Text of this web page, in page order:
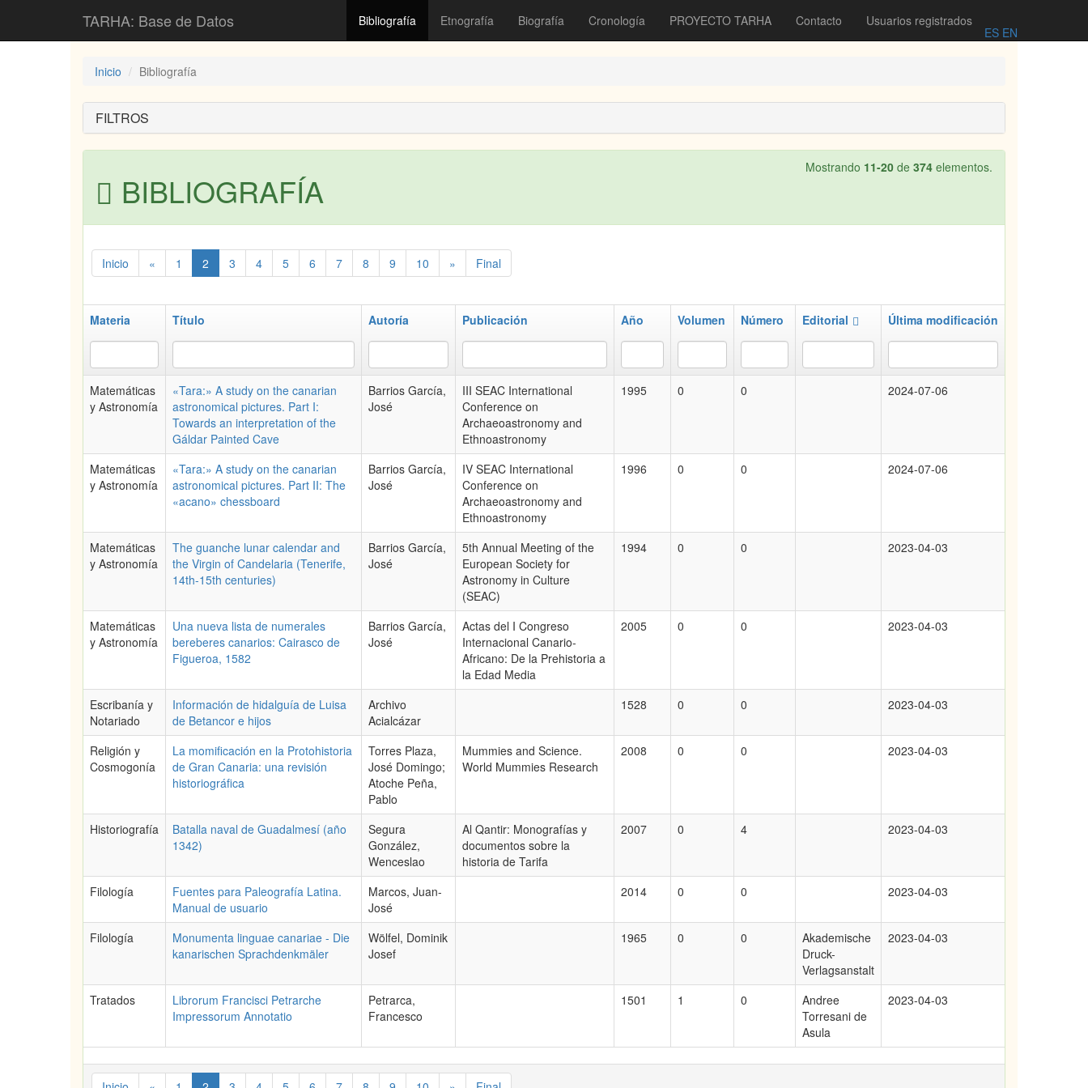
TARHA: Base de Datos Bibliografía Etnografía Biografía Cronología PROYECTO TARHA Contacto Usuarios registrados
ES EN
Inicio Bibliografía
FILTROS
Mostrando 11-20 de 374 elementos.
BIBLIOGRAFÍA
Inicio « 1 2 3 4 5 6 7 8 9 10 » Final
Materia Título Autoría Publicación Año Volumen Número Editorial Última modificación
Matemáticas
y Astronomía
«Tara:» A study on the canarian
astronomical pictures. Part I:
Towards an interpretation of the
Gáldar Painted Cave
Barrios García,
José
III SEAC International
Conference on
Archaeoastronomy and
Ethnoastronomy
1995 0 0 2024-07-06
Matemáticas
y Astronomía
«Tara:» A study on the canarian
astronomical pictures. Part II: The
«acano» chessboard
Barrios García,
José
IV SEAC International
Conference on
Archaeoastronomy and
Ethnoastronomy
1996 0 0 2024-07-06
Matemáticas
y Astronomía
The guanche lunar calendar and
the Virgin of Candelaria (Tenerife,
14th-15th centuries)
Barrios García,
José
5th Annual Meeting of the
European Society for
Astronomy in Culture
(SEAC)
1994 0 0 2023-04-03
Matemáticas
y Astronomía
Una nueva lista de numerales
bereberes canarios: Cairasco de
Figueroa, 1582
Barrios García,
José
Actas del I Congreso
Internacional Canario-
Africano: De la Prehistoria a
la Edad Media
2005 0 0 2023-04-03
Escribanía y
Notariado
Información de hidalguía de Luisa
de Betancor e hijos
Archivo
Acialcázar
1528 0 0 2023-04-03
Religión y
Cosmogonía
La momificación en la Protohistoria
de Gran Canaria: una revisión
historiográfica
Torres Plaza,
José Domingo;
Atoche Peña,
Pablo
Mummies and Science.
World Mummies Research
2008 0 0 2023-04-03
Historiografía
Batalla naval de Guadalmesí (año
1342)
Segura
González,
Wenceslao
Al Qantir: Monografías y
documentos sobre la
historia de Tarifa
2007 0 4 2023-04-03
Filología
Fuentes para Paleografía Latina.
Manual de usuario
Marcos, Juan-
José
2014 0 0 2023-04-03
Filología
Monumenta linguae canariae - Die
kanarischen Sprachdenkmäler
Wölfel, Dominik
Josef
1965 0 0
Akademische
Druck-
Verlagsanstalt
2023-04-03
Tratados
Librorum Francisci Petrarche
Impressorum Annotatio
Petrarca,
Francesco
1501 1 0
Andree
Torresani de
Asula
2023-04-03